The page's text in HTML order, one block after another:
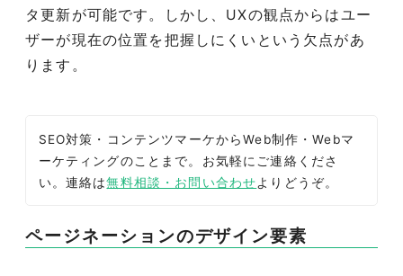
タ更新が可能です。しかし、UXの観点からはユー
ザーが現在の位置を把握しにくいという欠点があ
ります。
SEO対策・コンテンツマーケからWeb制作・Webマ
ーケティングのことまで。お気軽にご連絡くださ
い。連絡は無料相談・お問い合わせよりどうぞ。
ページネーションのデザイン要素